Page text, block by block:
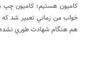
کاميون هستيم؛ کاميون چپ
خواب من زماني تعبير شد
هم هنگام شهادت طوري